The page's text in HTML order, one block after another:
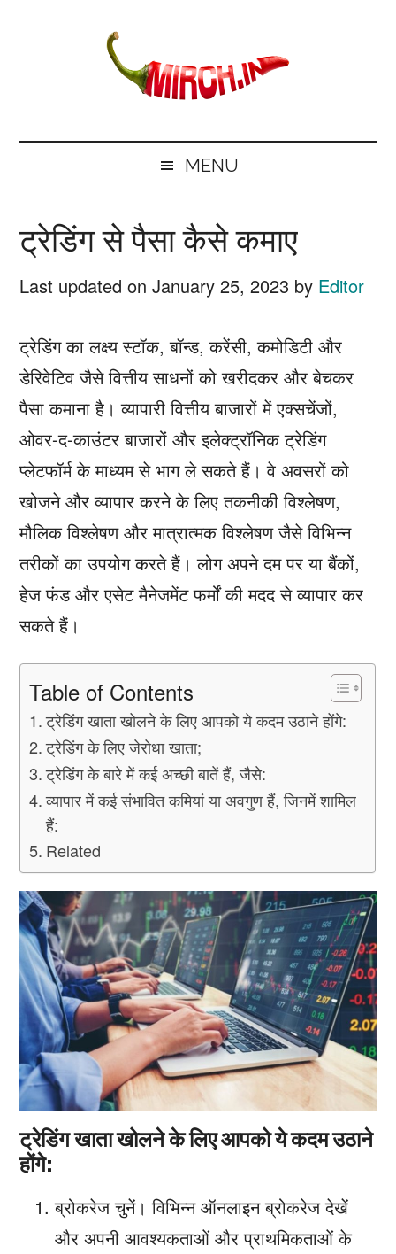
mirch.in
Hindi
MENU
ट्रेडिंग से पैसा कैसे कमाए
Last updated onJanuary 25, 2023 by Editor
ट्रेडिंग का लक्ष्य स्टॉक, बॉन्ड, करेंसी, कमोडिटी और
डेरिवेटिव जैसे वित्तीय साधनों को खरीदकर और बेचकर
पैसा कमाना है। व्यापारी वित्तीय बाजारों में एक्सचेंजों,
ओवर-द-काउंटर बाजारों और इलेक्ट्रॉनिक ट्रेडिंग
प्लेटफॉर्म के माध्यम से भाग ले सकते हैं। वे अवसरों को
खोजने और व्यापार करने के लिए तकनीकी विश्लेषण,
मौलिक विश्लेषण और मात्रात्मक विश्लेषण जैसे विभिन्न
तरीकों का उपयोग करते हैं। लोग अपने दम पर या बैंकों,
हेज फंड और एसेट मैनेजमेंट फर्मों की मदद से व्यापार कर
सकते हैं।
Table of Contents
ट्रेडिंग खाता खोलने के लिए आपको ये कदम उठाने होंगे:
ट्रेडिंग के लिए जेरोधा खाता;
ट्रेडिंग के बारे में कई अच्छी बातें हैं, जैसे:
व्यापार में कई संभावित कमियां या अवगुण हैं, जिनमें शामिल
हैं:
Related
ट्रेडिंग खाता खोलने के लिए आपको ये कदम उठाने
होंगे:
ब्रोकरेज चुनें। विभिन्न ऑनलाइन ब्रोकरेज देखें
और अपनी आवश्यकताओं और प्राथमिकताओं के